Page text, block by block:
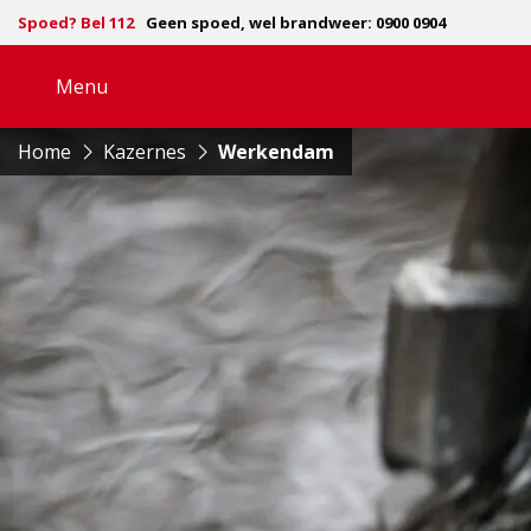
Spoed? Bel 112 Geen spoed, wel brandweer: 0900 0904
Menu
navigatie
Home Kazernes Werkendam